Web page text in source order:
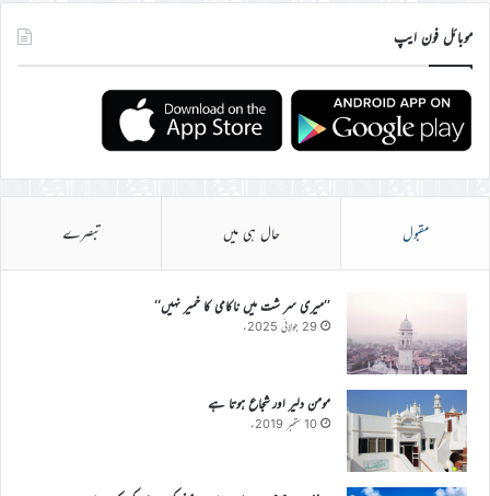
موبائل فون ایپ
مقبول حال ہی میں تبصرے
’’میری سر شت میں ناکامی کا خمیر نہیں‘‘
29 جولائی 2025ء
مومن دلیر اور شجاع ہوتا ہے
10 ستمبر 2019ء